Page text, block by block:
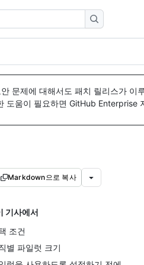
문제에 대해서도 패치 릴리스가 이
도움이 필요하면 GitHub Enterprise
Markdown으로 복사
기사에서
조건
별 파일럿 크기